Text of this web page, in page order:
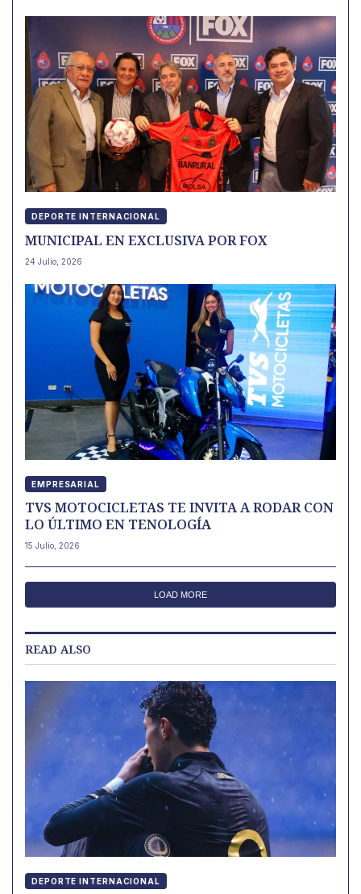
DEPORTE INTERNACIONAL
MUNICIPAL EN EXCLUSIVA POR FOX
24 Julio, 2026
EMPRESARIAL
TVS MOTOCICLETAS TE INVITA A RODAR CON
LO ÚLTIMO EN TENOLOGÍA
15 Julio, 2026
LOAD MORE
READ ALSO
DEPORTE INTERNACIONAL